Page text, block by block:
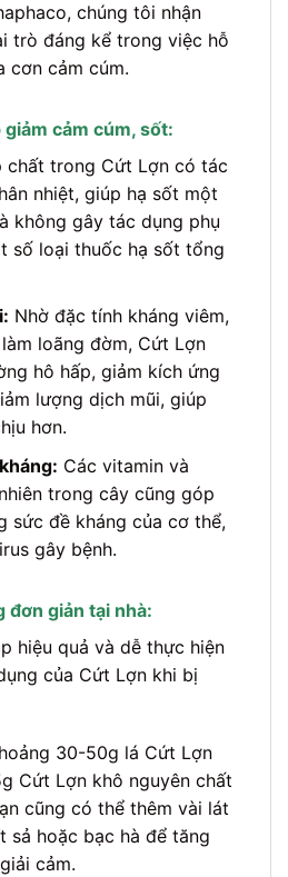
chúng tôi nhận
trò đáng kể trong việc hỗ
cơn cảm cúm.
cảm cúm, sốt:
chất trong Cứt Lợn có tác
nhiệt, giúp hạ sốt một
không gây tác dụng phụ
số loại thuốc hạ sốt tổng
Nhờ đặc tính kháng viêm,
loãng đờm, Cứt Lợn
hô hấp, giảm kích ứng
lượng dịch mũi, giúp
hơn.
Các vitamin và
trong cây cũng góp
sức đề kháng của cơ thể,
gây bệnh.
đơn giản tại nhà:
hiệu quả và dễ thực hiện
của Cứt Lợn khi bị
30-50g lá Cứt Lợn
Cứt Lợn khô nguyên chất
cũng có thể thêm vài lát
sả hoặc bạc hà để tăng
cảm.